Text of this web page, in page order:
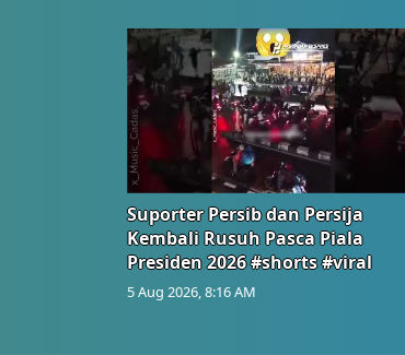
Suporter Persib dan Persija
Kembali Rusuh Pasca Piala
Presiden 2026 #shorts #viral
5 Aug 2026, 8:16 AM